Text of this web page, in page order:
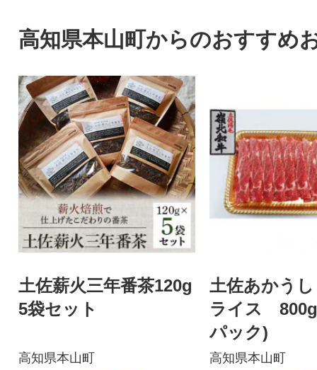
高知県本山町からのおすすめ
土佐薪火三年番茶120g
5袋セット
高知県本山町
土佐あかう
ライス
パック)
高知県本山町